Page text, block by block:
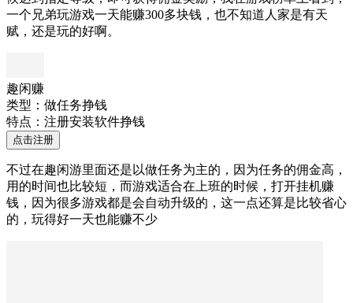
一个兄弟玩游戏一天能赚300多块钱，也不知道人家是有天
赋，还是玩的好啊。
趣闲赚
类型：做任务挣钱
特点：注册安装软件挣钱
点击注册
不过在趣闲游里面还是以做任务为主的，因为任务的佣金高，
用的时间也比较短，而游戏适合在上班的时候，打开挂机赚
钱，因为很多游戏都是会自动升级的，这一点还算是比较省心
的，玩得好一天也能赚不少